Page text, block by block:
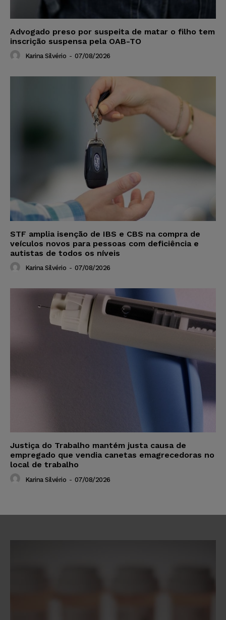
Advogado preso por suspeita de matar o filho tem
inscrição suspensa pela OAB-TO
Karina Silvério - 07/08/2026
STF amplia isenção de IBS e CBS na compra de
veículos novos para pessoas com deficiência e
autistas de todos os níveis
Karina Silvério - 07/08/2026
Justiça do Trabalho mantém justa causa de
empregado que vendia canetas emagrecedoras no
local de trabalho
Karina Silvério - 07/08/2026